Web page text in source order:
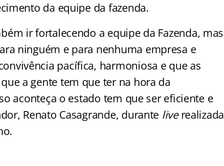
da equipe da fazenda.
ir fortalecendo a equipe da Fazenda, mas
ninguém e para nenhuma empresa e
pacífica, harmoniosa e que as
a gente tem que ter na hora da
aconteça o estado tem que ser eficiente e
Renato Casagrande, durante liverealizada